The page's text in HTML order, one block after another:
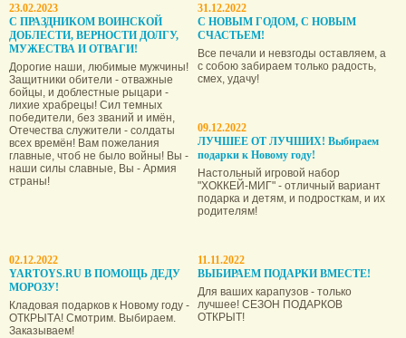
23.02.2023
С ПРАЗДНИКОМ ВОИНСКОЙ
ДОБЛЕСТИ, ВЕРНОСТИ ДОЛГУ,
МУЖЕСТВА И ОТВАГИ!
Дорогие наши, любимые мужчины!
Защитники обители - отважные
бойцы, и доблестные рыцари -
лихие храбрецы! Сил темных
победители, без званий и имён,
Отечества служители - солдаты
всех времён! Вам пожелания
главные, чтоб не было войны! Вы -
наши силы славные, Вы - Армия
страны!
31.12.2022
С НОВЫМ ГОДОМ, С НОВЫМ
СЧАСТЬЕМ!
Все печали и невзгоды оставляем, а
с собою забираем только радость,
смех, удачу!
09.12.2022
ЛУЧШЕЕ ОТ ЛУЧШИХ! Выбираем
подарки к Новому году!
Настольный игровой набор
"ХОККЕЙ-МИГ" - отличный вариант
подарка и детям, и подросткам, и их
родителям!
02.12.2022
YARTOYS.RU В ПОМОЩЬ ДЕДУ
МОРОЗУ!
Кладовая подарков к Новому году -
ОТКРЫТА! Смотрим. Выбираем.
Заказываем!
11.11.2022
ВЫБИРАЕМ ПОДАРКИ ВМЕСТЕ!
Для ваших карапузов - только
лучшее! СЕЗОН ПОДАРКОВ
ОТКРЫТ!